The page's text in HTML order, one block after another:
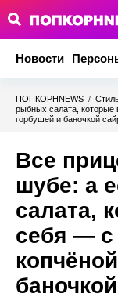
Новости
ПОПКОРНNEWS /
рыбных салата, которые
горбушей и баночкой
Все
шубе: а
салата,
себя — с